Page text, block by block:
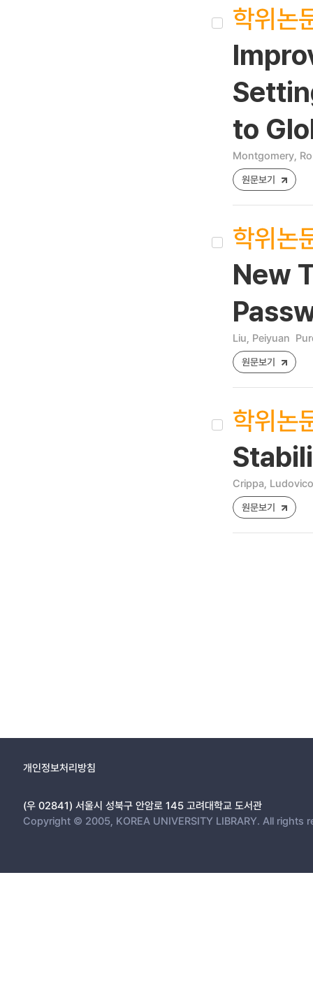
학위논
to
Montgomery,
원문보기
학위논
New
Liu, Peiyuan
원문보기
학위논
Crippa, Ludovico
원문보기
개인정보처리방침
(우 02841) 서울시 성북구 안암로 145 고려대학교 도서관
Copyright © 2005, KOREA UNIVERSITY LIBRARY. All rights